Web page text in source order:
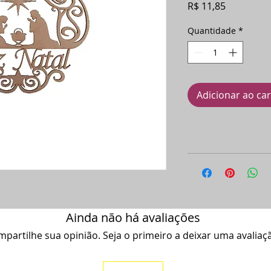
R$ 11,85Preço
Quantidade *
Adicionar ao
Ainda não há avaliações
sua opinião. Seja o primeiro a deixar uma